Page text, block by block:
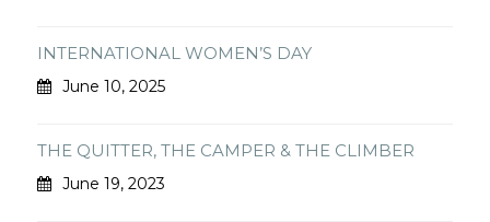
INTERNATIONAL WOMEN’S DAY
June 10, 2025
THE QUITTER, THE CAMPER & THE CLIMBER
June 19, 2023